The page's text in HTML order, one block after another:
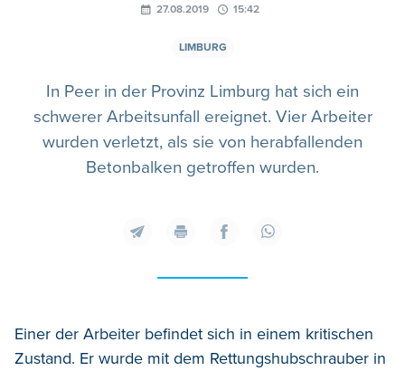
27.08.2019 15:42
LIMBURG
In Peer in der Provinz Limburg hat sich ein
schwerer Arbeitsunfall ereignet. Vier Arbeiter
wurden verletzt, als sie von herabfallenden
Betonbalken getroffen wurden.
Einer der Arbeiter befindet sich in einem kritischen
Zustand. Er wurde mit dem Rettungshubschrauber in